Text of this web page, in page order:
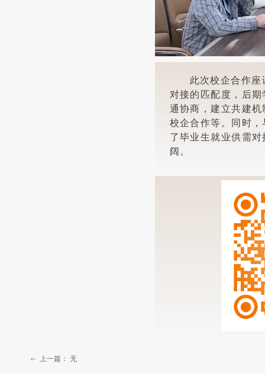
此次校企合作
对接的匹配度，后
通协商，建立共建
校企合作等。同时
了毕业生就业供需
阔。
ꂃ 上一篇： 无